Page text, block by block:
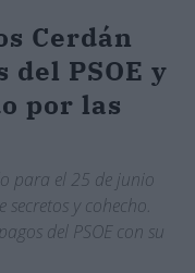
Cerdán
del PSOE y
por las
para el 25 de junio
y cohecho.
del PSOE con su